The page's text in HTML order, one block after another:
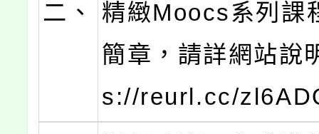
二、
精緻Moocs系列課
簡章，請詳網站說
s://reurl.cc/